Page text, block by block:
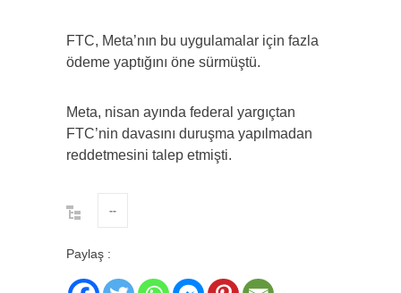
FTC, Meta’nın bu uygulamalar için fazla
ödeme yaptığını öne sürmüştü.
Meta, nisan ayında federal yargıçtan
FTC’nin davasını duruşma yapılmadan
reddetmesini talep etmişti.
--
Paylaş :